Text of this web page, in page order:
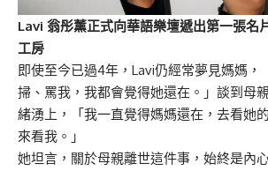
Lavi 翁彤薰正式向華語樂壇遞出第一張
工房
即使至今已過4年，Lavi仍經常夢見媽媽，
掃、罵我，我都會覺得她還在。」談到母
緒湧上，「我一直覺得媽媽還在，去看她
來看我。」
她坦言，關於母親離世這件事，始終是內